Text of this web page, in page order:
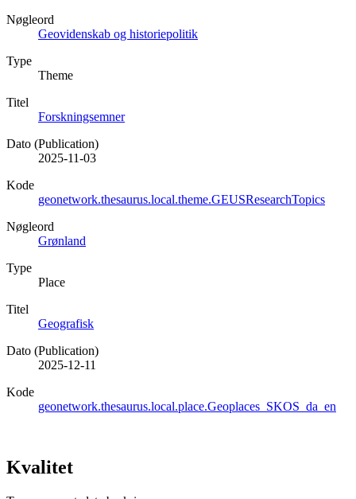
Nøgleord
Geovidenskab og historiepolitik
Type
Theme
Titel
Forskningsemner
Dato (Publication)
2025-11-03
Kode
geonetwork.thesaurus.local.theme.GEUSResearchTopics
Nøgleord
Grønland
Type
Place
Titel
Geografisk
Dato (Publication)
2025-12-11
Kode
geonetwork.thesaurus.local.place.Geoplaces_SKOS_da_en
Kvalitet